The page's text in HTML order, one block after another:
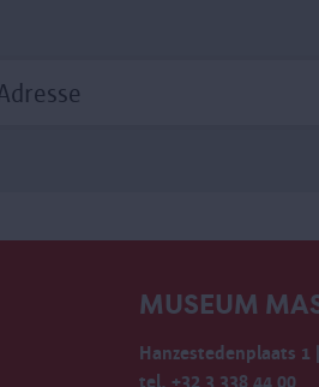
MUSEUM
Hanzestedenplaats 1
tel. +32 3 338 44 00